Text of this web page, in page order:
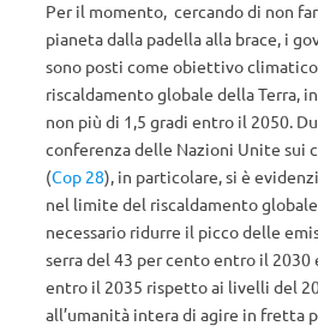
Per il momento, cercando di non
pianeta dalla padella alla brace, i
sono posti come obiettivo
riscaldamento globale della Terra,
non più di 1,5 gradi entro il 2050.
conferenza delle Nazioni Unite sui
(Cop 28), in particolare, si è
nel limite del riscaldamento globale
necessario ridurre il picco delle
serra del 43 per cento entro il 2030
entro il 2035 rispetto ai livelli del
all’umanità intera di agire in fretta